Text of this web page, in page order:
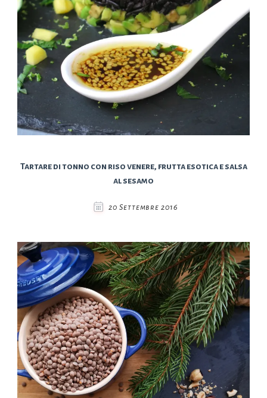
Tartare di tonno con riso venere, frutta esotica e salsa
al sesamo
20 Settembre 2016